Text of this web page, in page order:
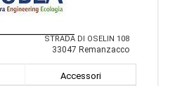
STRADA DI OSELIN 108
33047 Remanzacco
Accessori